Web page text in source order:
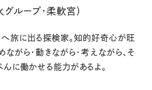
ループ・柔軟宮）
へ旅に出る探検家。知的好奇心が旺
がら・動きながら・考えながら、そ
に働かせる能力があるよ。